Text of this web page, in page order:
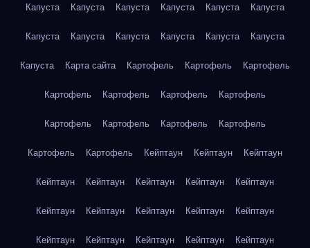
Капуста Капуста Капуста Капуста Капуста Капуста
Капуста Капуста Капуста Капуста Капуста Капуста
Капуста Карта сайта Картофель Картофель Картофель
Картофель Картофель Картофель Картофель
Картофель Картофель Картофель Картофель
Картофель Картофель Кейптаун Кейптаун Кейптаун
Кейптаун Кейптаун Кейптаун Кейптаун Кейптаун
Кейптаун Кейптаун Кейптаун Кейптаун Кейптаун
Кейптаун Кейптаун Кейптаун Кейптаун Кейптаун